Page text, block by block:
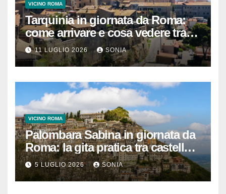
VICINO ROMA
Tarquinia in giornata da Roma:
come arrivare e cosa vedere tra
necropoli etrusca, museo e
centro storico
11 LUGLIO 2026 SONIA
VICINO ROMA
Palombara Sabina in giornata da
Roma: la gita pratica tra castello,
vicoli e Terme di Cretone
5 LUGLIO 2026 SONIA